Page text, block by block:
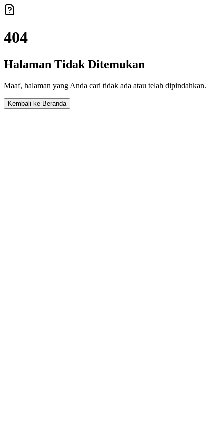
404
Halaman Tidak Ditemukan
Maaf, halaman yang Anda cari tidak ada atau telah dipindahkan.
Kembali ke Beranda